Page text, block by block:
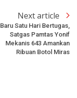
Next article
Baru Satu Hari Bertugas,
Satgas Pamtas Yonif
Mekanis 643 Amankan
Ribuan Botol Miras